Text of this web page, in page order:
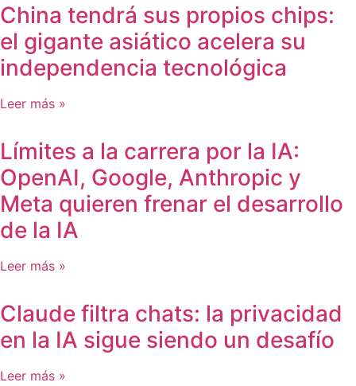
China tendrá sus propios chips:
el gigante asiático acelera su
independencia tecnológica
Leer más »
Límites a la carrera por la IA:
OpenAI, Google, Anthropic y
Meta quieren frenar el desarrollo
de la IA
Leer más »
Claude filtra chats: la privacidad
en la IA sigue siendo un desafío
Leer más »